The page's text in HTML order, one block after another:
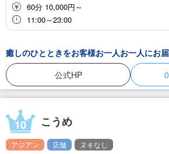
60分 10,000円～
11:00～23:00
癒しのひとときをお客様お一人お一人にお
公式HP
10 こうめ
アジアン 店舗 ヌキなし